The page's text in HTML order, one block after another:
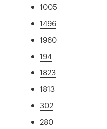
1005
1496
1960
194
1823
1813
302
280